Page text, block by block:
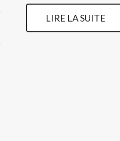
LIRE LA SUITE